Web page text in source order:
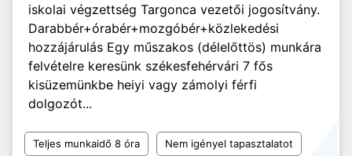
iskolai végzettség Targonca vezetői jogosítvány.
Darabbér+órabér+mozgóbér+közlekedési
hozzájárulás Egy műszakos (délelőttös) munkára
felvételre keresünk székesfehérvári 7 fős
kisüzemünkbe heiyi vagy zámolyi férfi
dolgozót...
Teljes munkaidő 8 óra Nem igényel tapasztalatot